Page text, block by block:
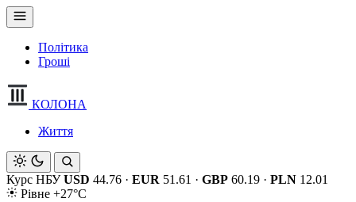
Політика
Гроші
КОЛОНА
Життя
Курс НБУ USD 44.76 · EUR 51.61 · GBP 60.19 · PLN 12.01
Рівне +27°C